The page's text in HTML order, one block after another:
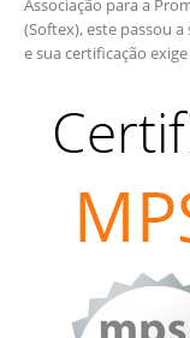
Associação para a
(Softex), este passou
e sua certificação